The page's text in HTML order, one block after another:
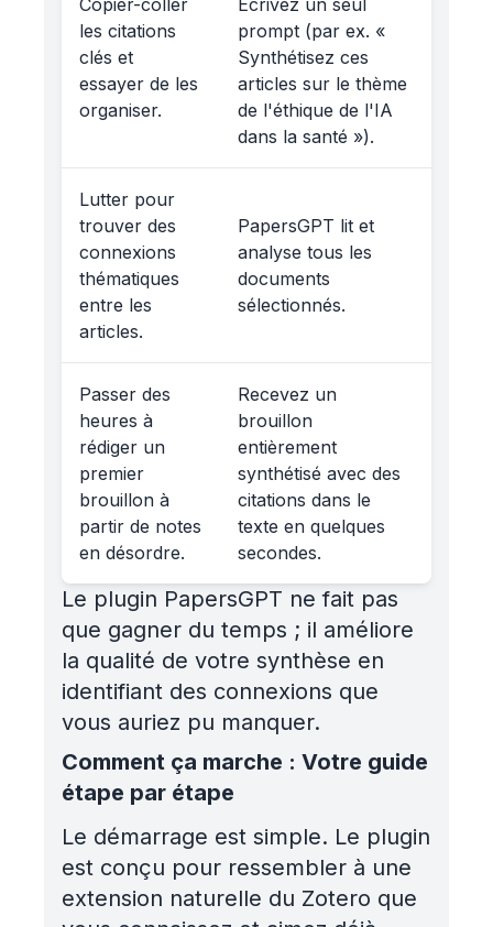
Copier-coller
les citations
clés et
essayer de les
organiser.
Écrivez un seul
prompt (par ex. «
Synthétisez ces
articles sur le thème
de l'éthique de l'IA
dans la santé »).
Lutter pour
trouver des
connexions
thématiques
entre les
articles.
PapersGPT lit et
analyse tous les
documents
sélectionnés.
Passer des
heures à
rédiger un
premier
brouillon à
partir de notes
en désordre.
Recevez un
brouillon
entièrement
synthétisé avec des
citations dans le
texte en quelques
secondes.
Le plugin PapersGPT ne fait pas
que gagner du temps ; il améliore
la qualité de votre synthèse en
identifiant des connexions que
vous auriez pu manquer.
Comment ça marche : Votre guide
étape par étape
Le démarrage est simple. Le plugin
est conçu pour ressembler à une
extension naturelle du Zotero que